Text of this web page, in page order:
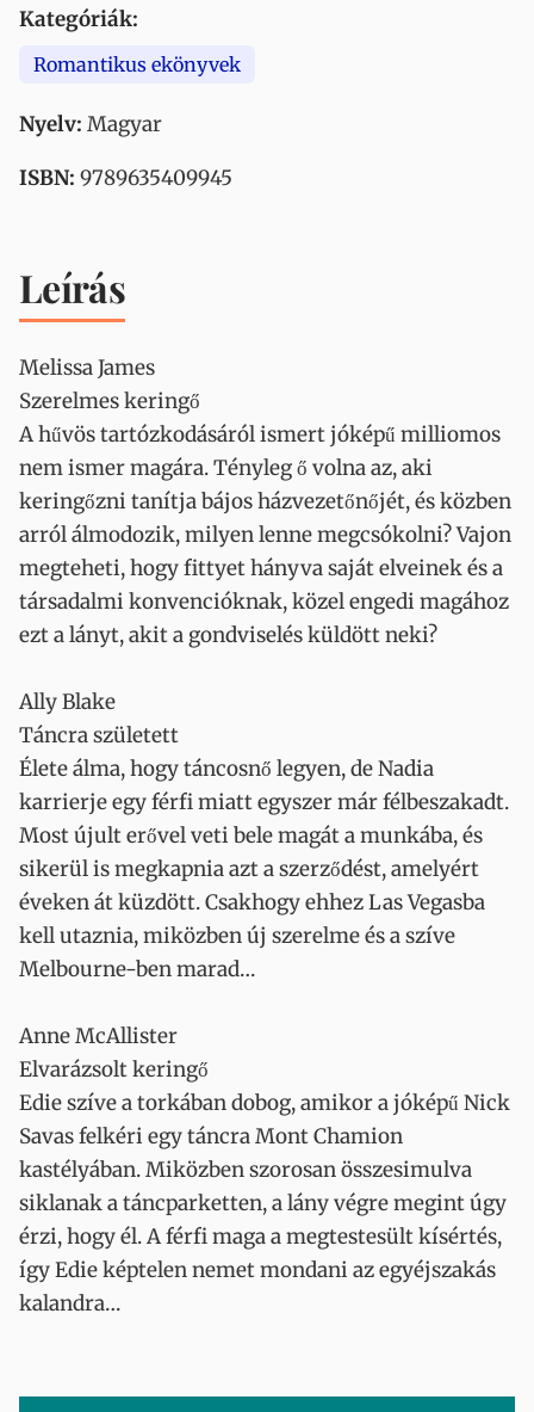
Kategóriák:
Romantikus ekönyvek
Nyelv: Magyar
ISBN: 9789635409945
Leírás
Melissa James
Szerelmes keringő
A hűvös tartózkodásáról ismert jóképű milliomos
nem ismer magára. Tényleg ő volna az, aki
keringőzni tanítja bájos házvezetőnőjét, és közben
arról álmodozik, milyen lenne megcsókolni? Vajon
megteheti, hogy fittyet hányva saját elveinek és a
társadalmi konvencióknak, közel engedi magához
ezt a lányt, akit a gondviselés küldött neki?
Ally Blake
Táncra született
Élete álma, hogy táncosnő legyen, de Nadia
karrierje egy férfi miatt egyszer már félbeszakadt.
Most újult erővel veti bele magát a munkába, és
sikerül is megkapnia azt a szerződést, amelyért
éveken át küzdött. Csakhogy ehhez Las Vegasba
kell utaznia, miközben új szerelme és a szíve
Melbourne-ben marad…
Anne McAllister
Elvarázsolt keringő
Edie szíve a torkában dobog, amikor a jóképű Nick
Savas felkéri egy táncra Mont Chamion
kastélyában. Miközben szorosan összesimulva
siklanak a táncparketten, a lány végre megint úgy
érzi, hogy él. A férfi maga a megtestesült kísértés,
így Edie képtelen nemet mondani az egyéjszakás
kalandra…